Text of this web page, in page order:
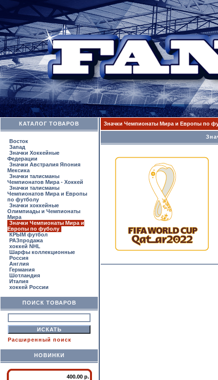
КАТАЛОГ ТОВАРОВ
Восток
Запад
Значки Хоккейные
Федерации
Значки Австралия Япония
Мексика
Значки талисманы
Чемпионатов Мира - Хоккей
Значки талисманы
Чемпионатов Мира и Европы
по футболу
Значки хоккейные
Олимпиады и Чемпионаты
Мира
Значки Чемпионаты Мира и
Европы по фуболу
КРЫМ футбол
РАЗпродажа
хоккей NHL
Шарфы коллекционные
Россия
Англия
Германия
Шотландия
Италия
хоккей России
ПОИСК ТОВАРОВ
Расширенный поиск
НОВИНКИ
400.00 р.
Значки Чемпионаты Мира и Европы по